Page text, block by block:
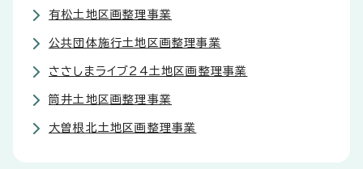
有松土地区画整理事業
公共団体施行土地区画整理事業
ささしまライブ24土地区画整理事業
筒井土地区画整理事業
大曽根北土地区画整理事業